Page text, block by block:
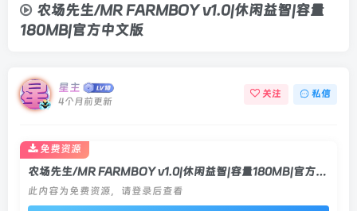
农场先生/MR FARMBOY v1.0|休闲益智|容量
180MB|官方中文版
星主
4个月前更新
关注 私信
农场先生/MR FARMBOY v1.0|休闲益智|容量180MB|官方中文版
此内容为免费资源，请登录后查看
免费资源